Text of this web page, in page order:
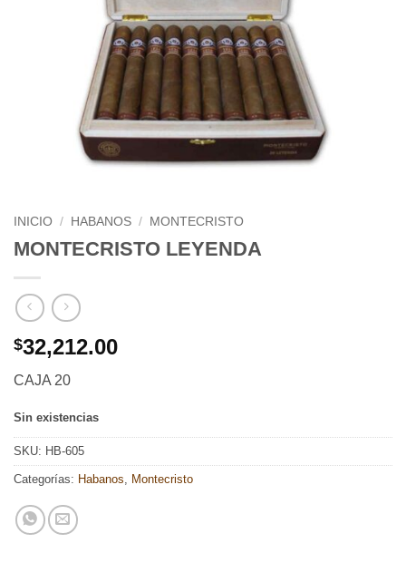
INICIO / HABANOS / MONTECRISTO
MONTECRISTO LEYENDA
$32,212.00
CAJA 20
Sin existencias
SKU: HB-605
Categorías: Habanos, Montecristo